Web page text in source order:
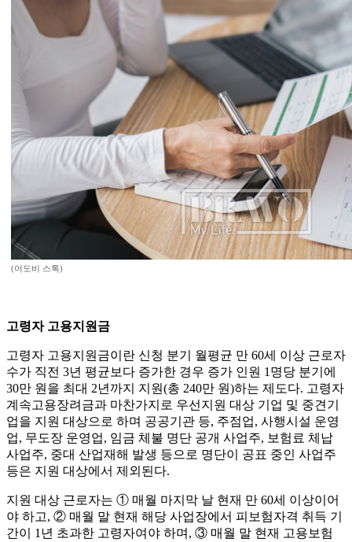
(어도비 스톡)
고령자 고용지원금
고령자 고용지원금이란 신청 분기 월평균 만 60세 이상 근로자
수가 직전 3년 평균보다 증가한 경우 증가 인원 1명당 분기에
30만 원을 최대 2년까지 지원(총 240만 원)하는 제도다. 고령자
계속고용장려금과 마찬가지로 우선지원 대상 기업 및 중견기
업을 지원 대상으로 하며 공공기관 등, 주점업, 사행시설 운영
업, 무도장 운영업, 임금 체불 명단 공개 사업주, 보험료 체납
사업주, 중대 산업재해 발생 등으로 명단이 공표 중인 사업주
등은 지원 대상에서 제외된다.
지원 대상 근로자는 ① 매월 마지막 날 현재 만 60세 이상이어
야 하고, ② 매월 말 현재 해당 사업장에서 피보험자격 취득 기
간이 1년 초과한 고령자여야 하며, ③ 매월 말 현재 고용보험